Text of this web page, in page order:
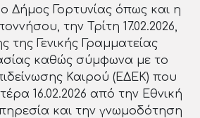
Δήμος Γορτυνίας όπως και η
την Τρίτη 17.02.2026,
της Γενικής Γραμματείας
καθώς σύμφωνα με το
Καιρού (ΕΔΕΚ) που
16.02.2026 από την Εθνική
και την γνωμοδότηση